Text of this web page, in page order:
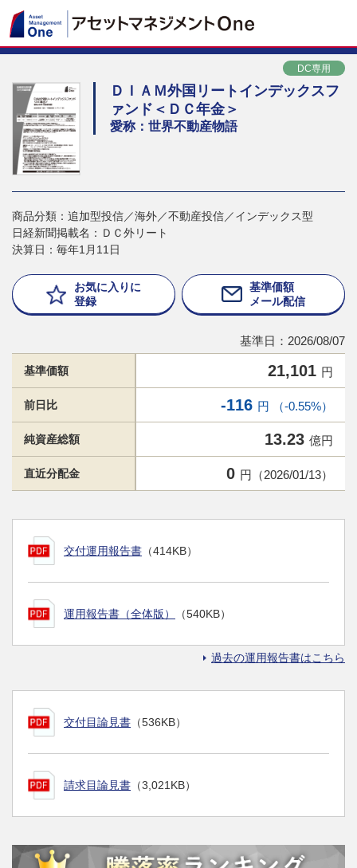
DC専用
ＤＩＡＭ外国リートインデックスフ
ァンド＜ＤＣ年金＞
愛称：世界不動産物語
商品分類：追加型投信／海外／不動産投信／インデックス型
日経新聞掲載名：ＤＣ外リート
決算日：毎年1月11日
お気に入りに
登録
基準価額
メール配信
基準日：2026/08/07
基準価額 21,101 円
前日比 -116 円 （-0.55%）
純資産総額 13.23 億円
直近分配金 0 円（2026/01/13）
交付運用報告書 （414KB）
運用報告書（全体版） （540KB）
過去の運用報告書はこちら
交付目論見書 （536KB）
請求目論見書 （3,021KB）